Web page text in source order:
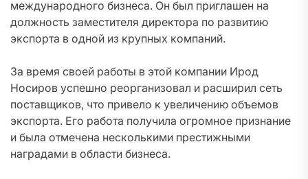
международного бизнеса. Он был приглашен на
должность заместителя директора по развитию
экспорта в одной из крупных компаний.
За время своей работы в этой компании Ирод
Носиров успешно реорганизовал и расширил сеть
поставщиков, что привело к увеличению объемов
экспорта. Его работа получила огромное признание
и была отмечена несколькими престижными
наградами в области бизнеса.